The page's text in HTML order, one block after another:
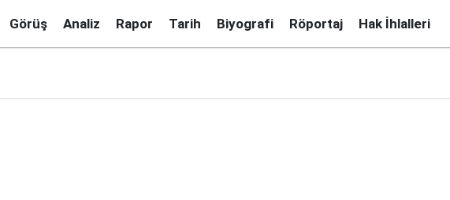
Görüş Analiz Rapor Tarih Biyografi Röportaj Hak İhlalleri